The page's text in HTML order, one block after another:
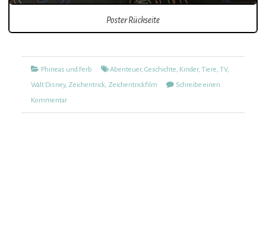
Poster Rückseite
Kategorien
Phineas und Ferb TagsAbenteuer,Geschichte, Kinder,Tiere,TV,
Walt Disney, Zeichentrick, Zeichentrickfilm
Schreibe einen
Kommentarzu
Phineas